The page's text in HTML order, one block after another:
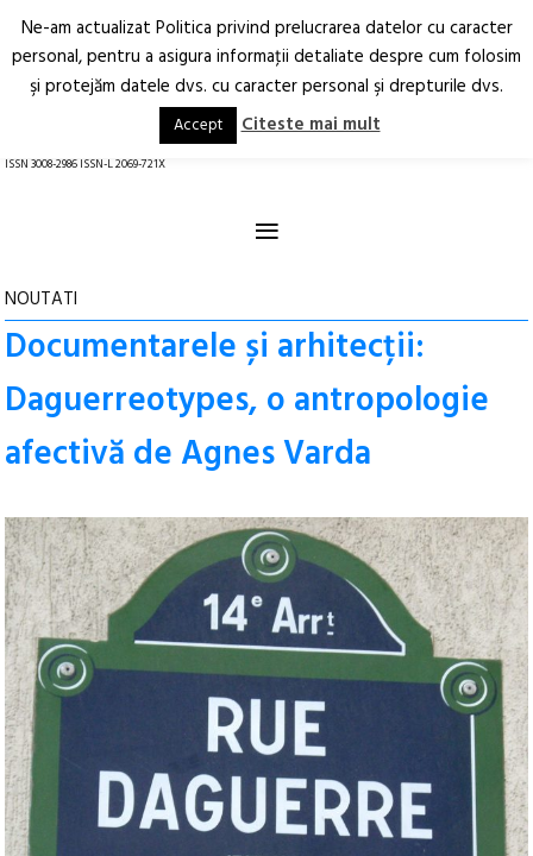
Arhitectură.
Oraș.
RO EN
ISSN 3008-2986 ISSN-L 2069-721X
≡
NOUTATI
Documentarele și arhitecții:
Daguerreotypes, o antropologie
afectivă de Agnes Varda
Ne-am actualizat Politica privind prelucrarea datelor cu caracter
personal, pentru a asigura informaţii detaliate despre cum folosim
şi protejăm datele dvs. cu caracter personal şi drepturile dvs.
Accept Citeste mai mult